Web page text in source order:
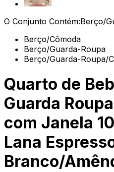
O Conjunto Contém:Berço/
Berço/Cômoda
Berço/Guarda-Roupa
Berço/Guarda-Roupa/
Quarto de
Guarda
com Janela
Lana
Branco/